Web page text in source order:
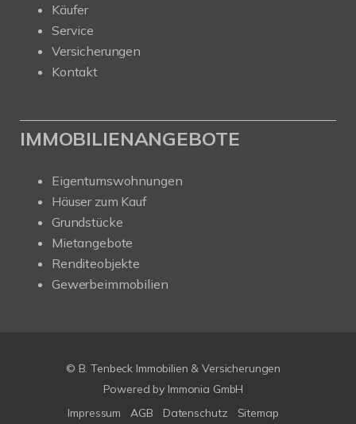
Käufer
Service
Versicherungen
Kontakt
IMMOBILIENANGEBOTE
Eigentumswohnungen
Häuser zum Kauf
Grundstücke
Mietangebote
Renditeobjekte
Gewerbeimmobilien
© B. Tenbeck Immobilien & Versicherungen
Powered by Immonia GmbH
Impressum
AGB Datenschutz Sitemap